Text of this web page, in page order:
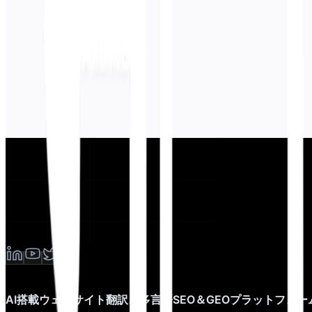
AI搭載ウェブサイト翻訳、多言語SEO＆GEOプラットフォー